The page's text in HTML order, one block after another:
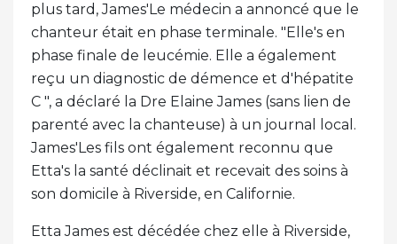
plus tard, James'Le médecin a annoncé que le
chanteur était en phase terminale. "Elle's en
phase finale de leucémie. Elle a également
reçu un diagnostic de démence et d'hépatite
C ", a déclaré la Dre Elaine James (sans lien de
parenté avec la chanteuse) à un journal local.
James'Les fils ont également reconnu que
Etta's la santé déclinait et recevait des soins à
son domicile à Riverside, en Californie.
Etta James est décédée chez elle à Riverside,